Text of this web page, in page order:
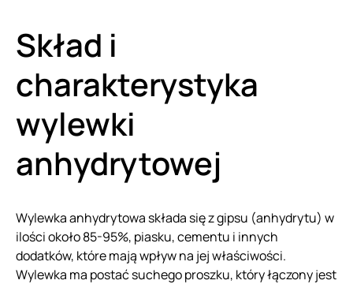
Skład i
charakterystyka
wylewki
anhydrytowej
Wylewka anhydrytowa składa się z gipsu (anhydrytu) w
ilości około 85-95%, piasku, cementu i innych
dodatków, które mają wpływ na jej właściwości.
Wylewka ma postać suchego proszku, który łączony jest